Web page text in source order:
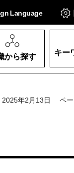
Language
から探す
キー
2025年2月13日 ペ